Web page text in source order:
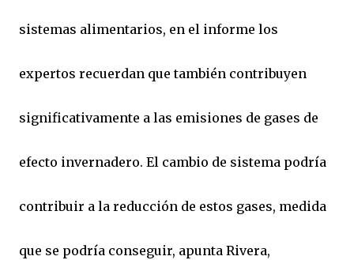
sistemas alimentarios, en el informe los
expertos recuerdan que también contribuyen
significativamente a las emisiones de gases de
efecto invernadero. El cambio de sistema podría
contribuir a la reducción de estos gases, medida
que se podría conseguir, apunta Rivera,